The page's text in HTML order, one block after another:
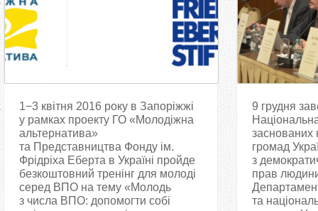
1−3 квітня 2016 року в Запоріжжі
у рамках проекту ГО «Молодіжна
альтернатива»
та Представництва Фонду ім.
Фрідріха Еберта в Україні пройде
безкоштовний тренінг для молоді
серед ВПО на тему «Молодь
з числа ВПО: допомогти собі
9 грудня
заснованих
громад
з
прав
та